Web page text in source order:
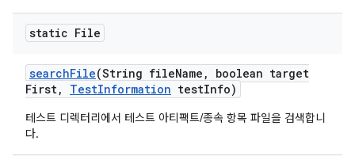
static File
searchFile(String fileName ,
boolean target
First, TestInformation testInfo)
테스트 디렉터리에서 테스트 아티팩트/종속 항목 파일을 검색합니
다.